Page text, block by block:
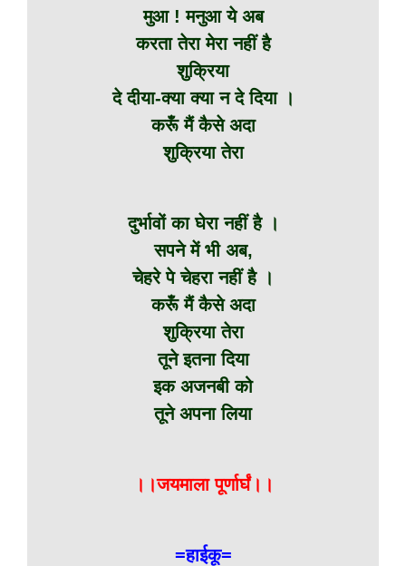
मुआ ! मनुआ ये अब
करता तेरा मेरा नहीं है
शुक्रिया
दे दीया-क्या क्या न दे दिया ।
करूँ मैं कैसे अदा
शुक्रिया तेरा
दुर्भावों का घेरा नहीं है ।
सपने में भी अब,
चेहरे पे चेहरा नहीं है ।
करूँ मैं कैसे अदा
शुक्रिया तेरा
तूने इतना दिया
इक अजनबी को
तूने अपना लिया
।।जयमाला पूर्णार्घं।।
=हाईकू=